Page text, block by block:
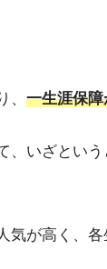
一生涯保
、いざとい
が高く、